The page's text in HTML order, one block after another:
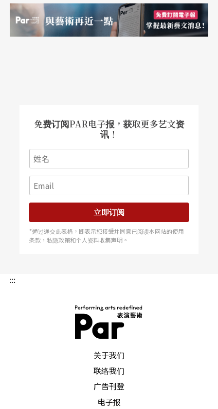
免费订阅PAR电子报，获取更多艺文资
讯！
立即订阅
*通过递交此表格，即表示您接受并同意已阅读本网站的使用
条款，私隐政策和个人资料收集声明。
:::
关于我们
联络我们
广告刊登
电子报